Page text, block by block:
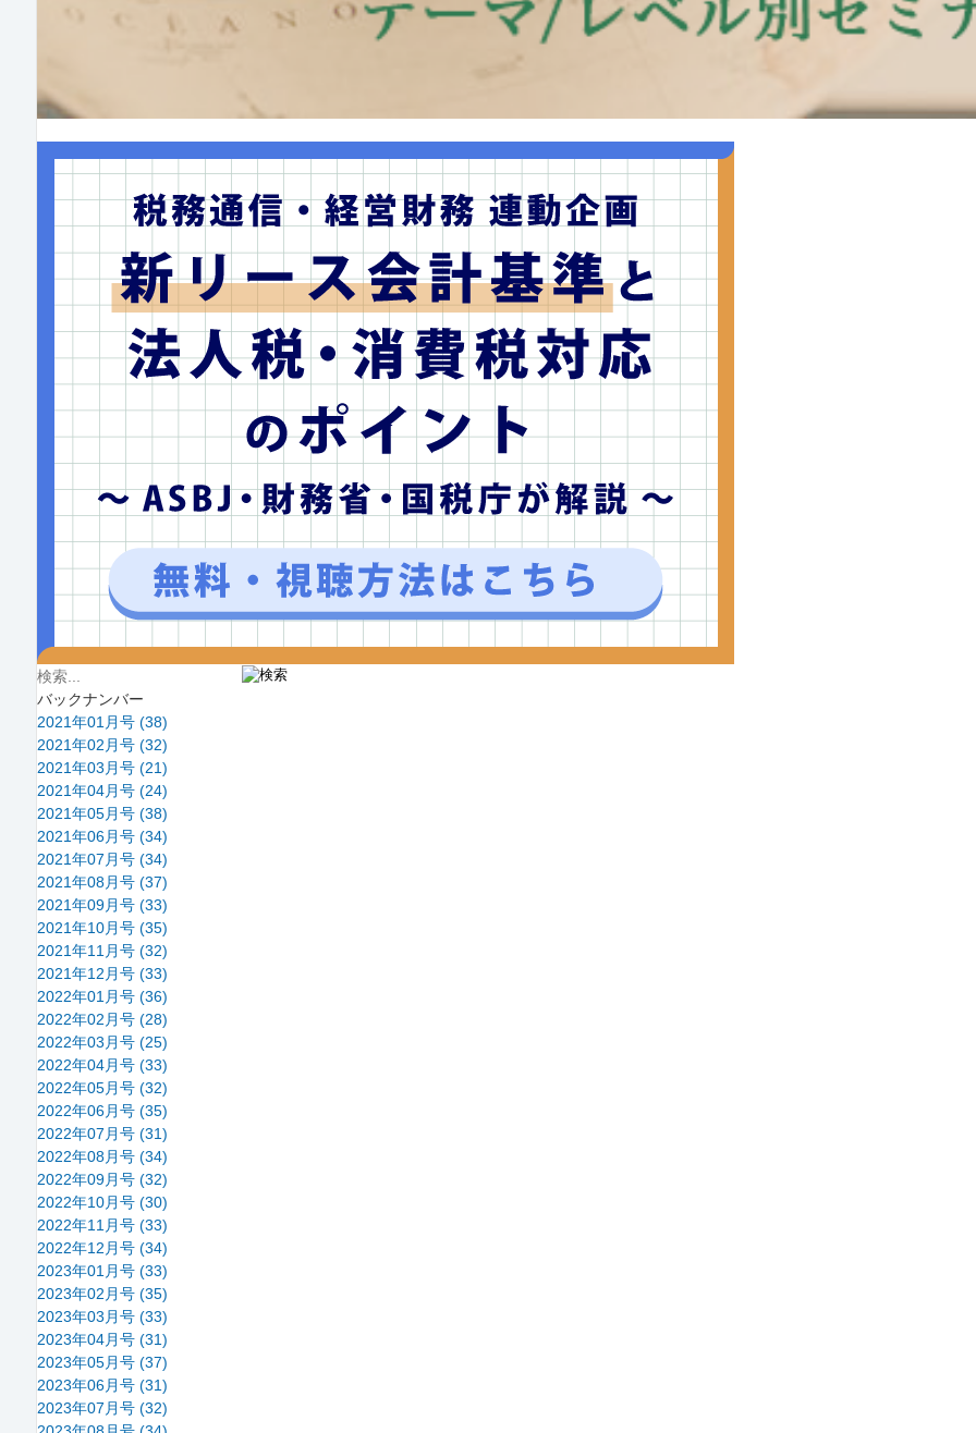
バックナンバー
2021年01月号 (38)
2021年02月号 (32)
2021年03月号 (21)
2021年04月号 (24)
2021年05月号 (38)
2021年06月号 (34)
2021年07月号 (34)
2021年08月号 (37)
2021年09月号 (33)
2021年10月号 (35)
2021年11月号 (32)
2021年12月号 (33)
2022年01月号 (36)
2022年02月号 (28)
2022年03月号 (25)
2022年04月号 (33)
2022年05月号 (32)
2022年06月号 (35)
2022年07月号 (31)
2022年08月号 (34)
2022年09月号 (32)
2022年10月号 (30)
2022年11月号 (33)
2022年12月号 (34)
2023年01月号 (33)
2023年02月号 (35)
2023年03月号 (33)
2023年04月号 (31)
2023年05月号 (37)
2023年06月号 (31)
2023年07月号 (32)